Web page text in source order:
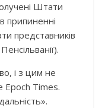
Штати
припиненні
представників
і з цим не
Epoch Times.